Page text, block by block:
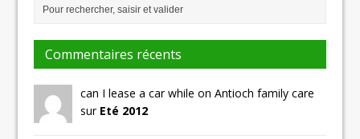
Commentaires récents
can I lease a car while on Antioch family care
sur Eté 2012